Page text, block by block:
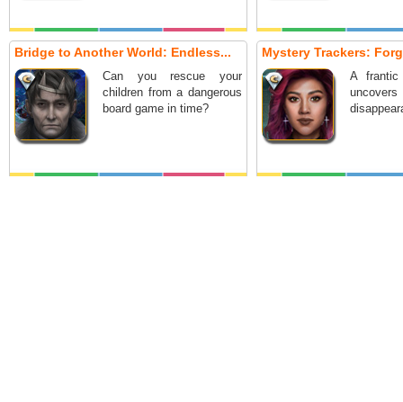
Bridge to Another World: Endless...
Can you rescue your
children from a dangerous
board game in time?
Mystery Trackers:
A frantic